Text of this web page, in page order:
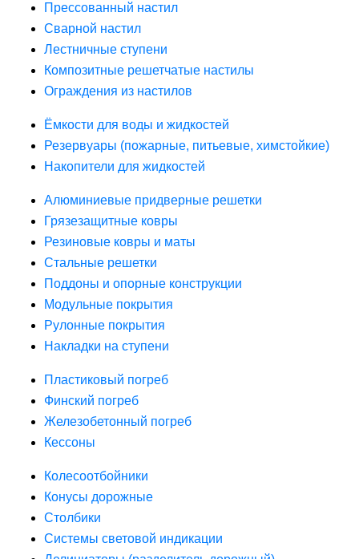
Прессованный настил
Сварной настил
Лестничные ступени
Композитные решетчатые настилы
Ограждения из настилов
Ёмкости для воды и жидкостей
Резервуары (пожарные, питьевые, химстойкие)
Накопители для жидкостей
Алюминиевые придверные решетки
Грязезащитные ковры
Резиновые ковры и маты
Стальные решетки
Поддоны и опорные конструкции
Модульные покрытия
Рулонные покрытия
Накладки на ступени
Пластиковый погреб
Финский погреб
Железобетонный погреб
Кессоны
Колесоотбойники
Конусы дорожные
Столбики
Системы световой индикации